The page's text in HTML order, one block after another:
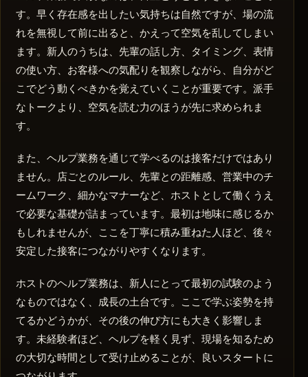
す。早く存在感を出したい気持ちは自然ですが、場の流
れを無視して前に出ると、かえって空気を乱してしまい
ます。新人のうちは、先輩の話し方、タイミング、表情
の使い方、お客様への気配りを観察しながら、自分がど
こでどう動くべきかを覚えていくことが重要です。派手
なトークより、空気を読む力のほうが先に求められま
す。
また、ヘルプ業務を通じて学べるのは接客だけではあり
ません。店ごとのルール、先輩との距離感、営業中のチ
ームワーク、細かなマナーなど、ホストとして働くうえ
で必要な基礎が詰まっています。最初は地味に感じるか
もしれませんが、ここを丁寧に積み重ねた人ほど、後々
安定した接客につながりやすくなります。
ホストのヘルプ業務は、新人にとって最初の試験のよう
なものではなく、成長の土台です。ここで学ぶ姿勢を持
てるかどうかが、その後の伸び方にも大きく影響しま
す。未経験者ほど、ヘルプを軽く見ず、現場を知るため
の大切な時間として受け止めることが、良いスタートに